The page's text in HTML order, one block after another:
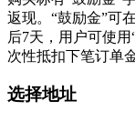
返现。“鼓励金”可
后7天，用户可使
次性抵扣下笔订单
选择地址